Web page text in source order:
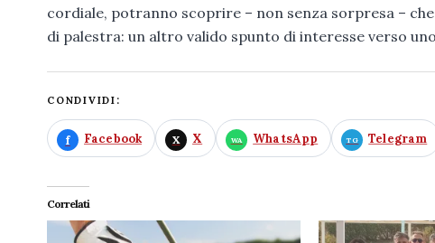
cordiale, potranno scoprire – non senza sorpresa –
di palestra: un altro valido spunto di interesse verso
CONDIVIDI:
Facebook X WhatsApp Telegram
Correlati